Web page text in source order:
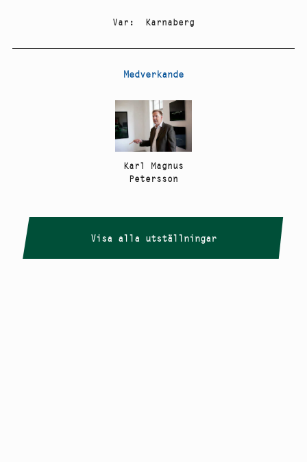
Var : Karnaberg
Medverkande
Karl Magnus
Petersson
Visa alla utställningar